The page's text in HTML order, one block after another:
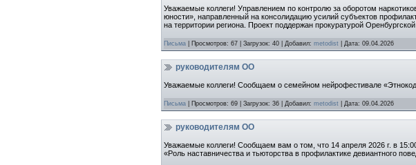
Уважаемые коллеги! Управлением по контролю за оборотом
юности», направленный на консолидацию усилий субъектов
на территории региона. Проект поддержан прокуратурой
Письма Просмотров: 67 Загрузок: 40 Добавил: metodist Дата: 09.04.2026
руководителям ОО
Уважаемые коллеги! Сообщаем о семейном нейрофестивале
Письма Просмотров: 69 Загрузок: 36 Добавил: metodist Дата: 09.04.2026
руководителям ОО
Уважаемые коллеги! Сообщаем вам о том, что 14 апреля 2026 г. в
«Роль наставничества и тьюторства в профилактике девиантного